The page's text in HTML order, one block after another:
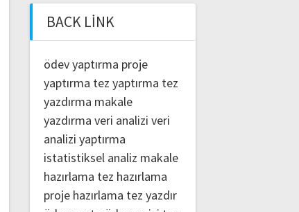
BACK LINK
ödev yaptırma proje
yaptırma tez yaptırma tez
yazdırma makale
yazdırma veri analizi veri
analizi yaptırma
istatistiksel analiz makale
hazırlama tez hazırlama
proje hazırlama tez yazdır